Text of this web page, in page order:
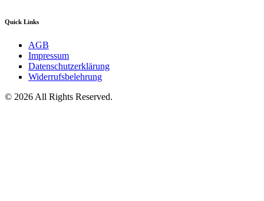
Quick Links
AGB
Impressum
Datenschutzerklärung
Widerrufsbelehrung
© 2026 All Rights Reserved.